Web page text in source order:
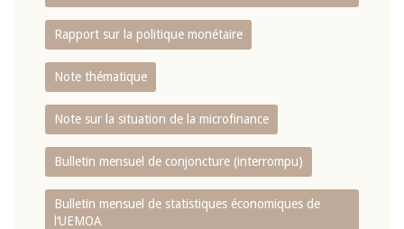
Rapport sur la politique monétaire
Note thématique
Note sur la situation de la microfinance
Bulletin mensuel de conjoncture (interrompu)
Bulletin mensuel de statistiques économiques de
l‘UEMOA